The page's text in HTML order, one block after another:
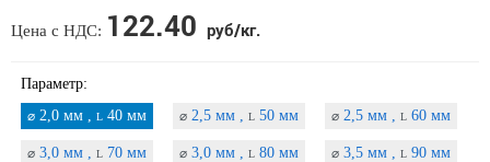
Цена с НДС: 122.40 руб/кг.
Параметр:
⌀ 2,0 мм , L 40 мм ⌀ 2,5 мм , L 50 мм ⌀ 2,5 мм , L 60 мм
⌀ 3,0 мм , L 70 мм ⌀ 3,0 мм , L 80 мм ⌀ 3,5 мм , L 90 мм